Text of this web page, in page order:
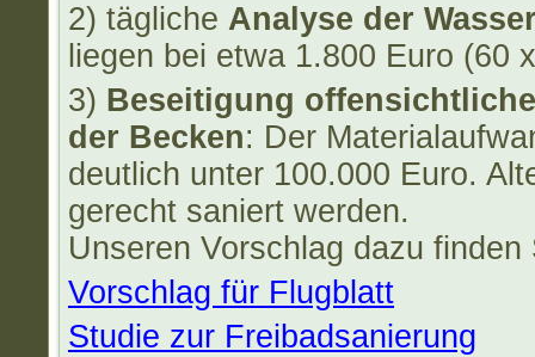
2) tägliche Analyse der
liegen bei etwa 1.800 Euro (60
3) Beseitigung
der Becken: Der
deutlich unter 100.000 Euro.
gerecht saniert werden.
Unseren Vorschlag dazu finden
Vorschlag für Flugblatt
Studie zur Freibadsanierung